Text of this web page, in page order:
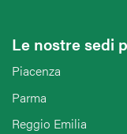
Le nostre sedi
Piacenza
Parma
Reggio Emilia